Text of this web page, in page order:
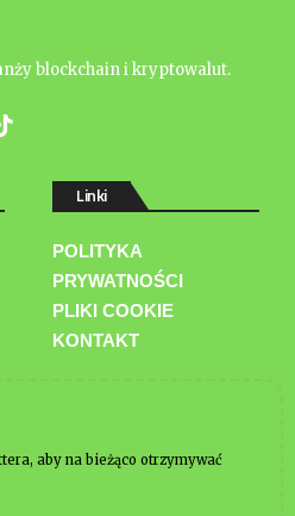
blockchain i kryptowalut.
Linki
POLITYKA
PRYWATNOŚCI
PLIKI COOKIE
KONTAKT
aby na bieżąco otrzymywać